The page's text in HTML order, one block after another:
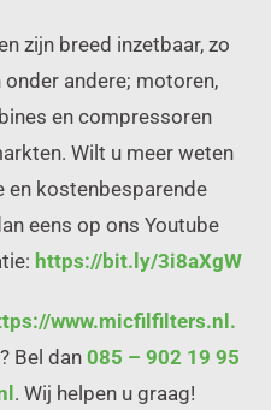
zijn breed inzetbaar, zo
andere; motoren,
en compressoren
Wilt u meer weten
en kostenbesparende
eens op ons Youtube
https://bit.ly/3i8aXgW
www.micfilfilters.nl.
Bel dan 085 – 902 19 95
. Wij helpen u graag!